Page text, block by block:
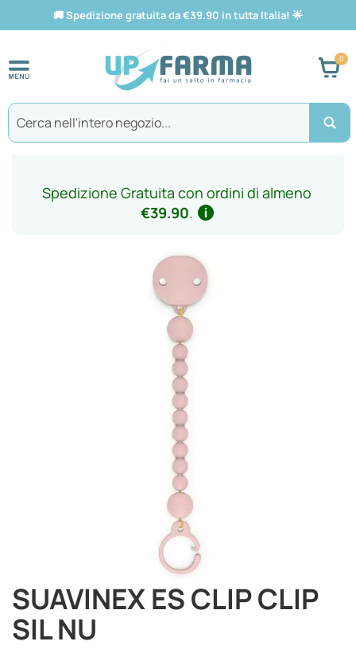
🚚Spedizione gratuita da €39.90 in tutta Italia! 🌟
Spedizione Gratuita con ordini di almeno
€39.90.
SUAVINEX ES CLIP CLIP
SIL NU
Vai
all'inizio
della
galleria